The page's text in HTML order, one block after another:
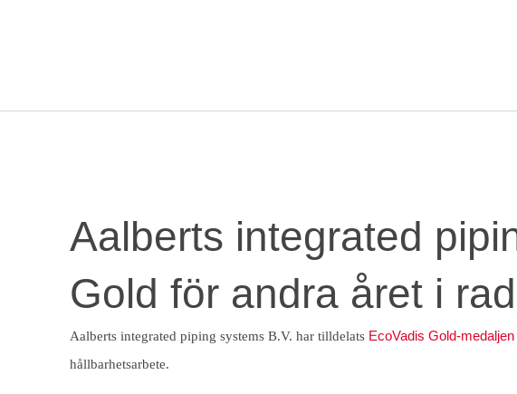
Aalberts integrated
Gold för andra året i
Aalberts integrated piping systems B.V. har tilldelats EcoVadis Gold-medaljen
hållbarhetsarbete.